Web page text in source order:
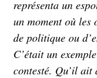
représenta un
un moment où les
de politique ou
C’était un
contesté. Qu’il